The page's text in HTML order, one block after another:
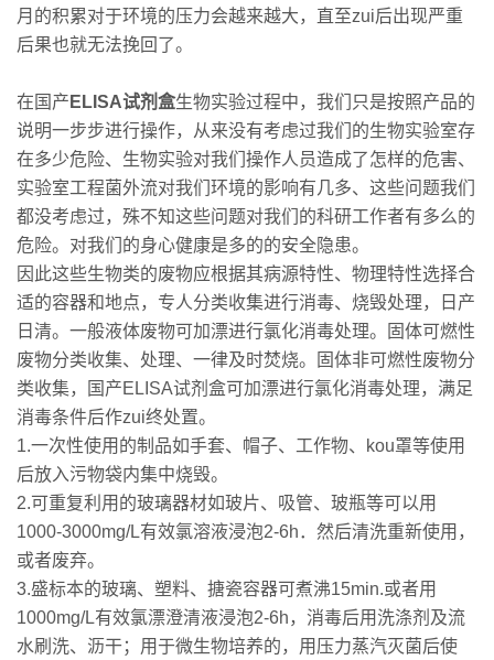
月的积累对于环境的压力会越来越大，直至zui后出现严重
后果也就无法挽回了。
在国产 ELISA试剂盒生物实验过程中，我们只是按照产品的
说明一步步进行操作，从来没有考虑过我们的生物实验室存
在多少危险、生物实验对我们操作人员造成了怎样的危害、
实验室工程菌外流对我们环境的影响有几多、这些问题我们
都没考虑过，殊不知这些问题对我们的科研工作者有多么的
危险。对我们的身心健康是多的的安全隐患。
因此这些生物类的废物应根据其病源特性、物理特性选择合
适的容器和地点，专人分类收集进行消毒、烧毁处理，日产
日清。一般液体废物可加漂进行氯化消毒处理。固体可燃性
废物分类收集、处理、一律及时焚烧。固体非可燃性废物分
类收集，国产ELISA试剂盒可加漂进行氯化消毒处理，满足
消毒条件后作zui终处置。
1.一次性使用的制品如手套、帽子、工作物、kou罩等使用
后放入污物袋内集中烧毁。
2.可重复利用的玻璃器材如玻片、吸管、玻瓶等可以用
1000-3000mg/L有效氯溶液浸泡2-6h．然后清洗重新使用，
或者废弃。
3.盛标本的玻璃、塑料、搪瓷容器可煮沸15min.或者用
1000mg/L有效氯漂澄清液浸泡2-6h，消毒后用洗涤剂及流
水刷洗、沥干；用于微生物培养的，用压力蒸汽灭菌后使